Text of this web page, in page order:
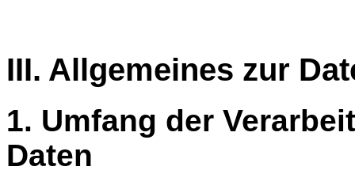
III. Allgemeines zur
1. Umfang der
Daten